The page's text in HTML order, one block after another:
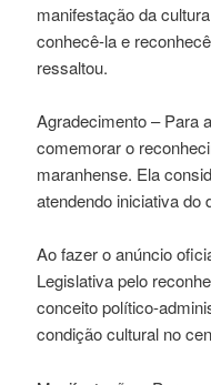
manifestação da
conhecê-la e
ressaltou.
Agradecimento – Para
comemorar o
maranhense. Ela
atendendo iniciativa do
Ao fazer o anúncio
Legislativa pelo
conceito político-
condição cultural no